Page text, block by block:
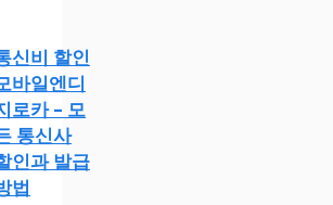
신비 할인
바일엔디
로카 – 모
통신사
인과 발급
법